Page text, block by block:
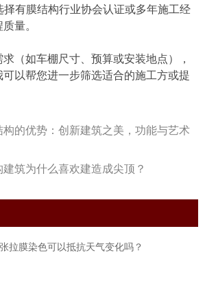
择有膜结构行业协会认证或多年施工经
量。
（如车棚尺寸、预算或安装地点），
以帮您进一步筛选适合的施工方或提
构的优势：创新建筑之美，功能与艺术
筑为什么喜欢建造成尖顶？
拉膜染色可以抵抗天气变化吗？